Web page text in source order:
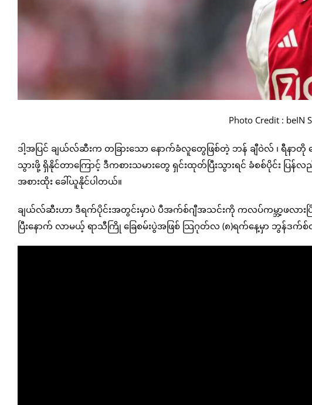
Photo Credit : beIN
ဒါ့အပြင် ချယ်လ်ဆီးက တခြားသော နောက်ခံလူတွေဖြစ်တဲ့ ဘန် ချီဝဲလ် ၊ ရီန
သွားဖို့ ရှိနိုင်တာကြောင့် ဒီကစားသမားတွေ ရှင်းထုတ်ပြီးသွားရင် ခံစစ်ပိုင်း ပ
အစားထိုး ခေါ်ယူနိုင်ပါတယ်။
ချယ်လ်ဆီးဟာ ဒီရက်ပိုင်းအတွင်းမှာပဲ ပီအက်စ်ဂျီအသင်းကို ကလပ်ကမ္ဘာ့ဖလားပြို
ပြီးနောက် လာမယ့် ရာသီကြို ခြေစမ်းပွဲအဖြစ် သြဂုတ်လ (၈)ရက်နေ့မှာ ဘွန်